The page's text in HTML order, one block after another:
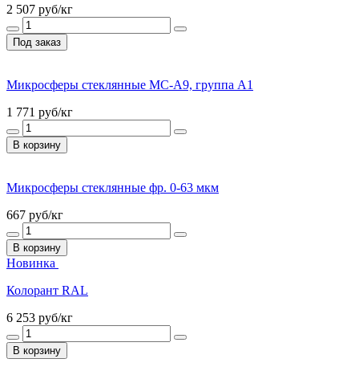
2 507 руб/кг
Под заказ
Микросферы стеклянные МС-А9, группа А1
1 771 руб/кг
В корзину
Микросферы стеклянные фр. 0-63 мкм
667 руб/кг
В корзину
Новинка
Колорант RAL
6 253 руб/кг
В корзину